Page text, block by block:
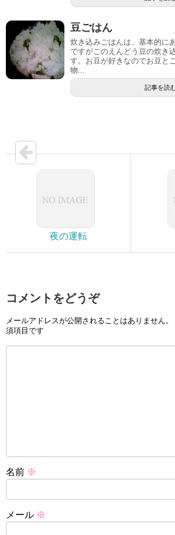
豆ごはん
炊き込みごはんは、基本的に
ですがこのえんどう豆の炊き
す。お豆が好きなのでお豆と
物...
記事を読
夜の運転
コメントをどうぞ
メールアドレスが公開されることはありません。
須項目です
名前 ※
メール ※